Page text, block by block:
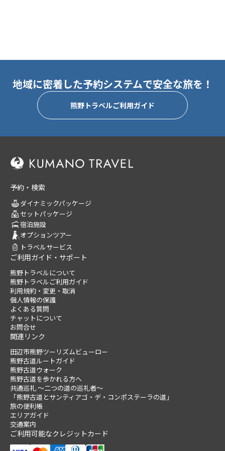
地域に密着した予約システムで安全な旅を！
熊野トラベルご利用ガイド
予約・検索
ダイナミックパッケージ
セットパッケージ
宿泊施設
オプションツアー
トラベルサービス
ご利用ガイド・サポート
熊野トラベルについて
熊野トラベルご利用ガイド
利用規約・変更・取消
個人情報の保護
よくある質問
チャットについて
お問合せ
関連リンク
田辺市熊野ツーリズムビューロー
熊野古道ルートガイド
熊野古道ウォーク
熊野古道を歩かれる方へ
共通巡礼 ～二つの道の巡礼者～
「熊野古道とサンティアゴ・デ・コンポステーラの道」
旅の便利帳
エリアガイド
交通案内
ご利用可能なクレジットカード